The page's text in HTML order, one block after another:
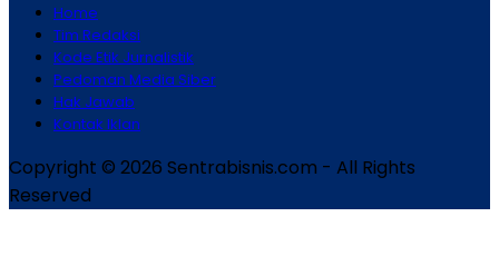
Home
Tim Redaksi
Kode Etik Jurnalistik
Pedoman Media Siber
Hak Jawab
Kontak Iklan
Copyright © 2026 Sentrabisnis.com - All Rights
Reserved